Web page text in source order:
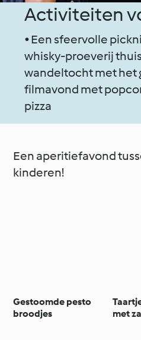
Activiteiten
• Een sfeervolle
whisky-proeverij
wandeltocht met het
filmavond met
pizza
Een aperitiefavond
kinderen!
Gestoomde pesto
broodjes
met